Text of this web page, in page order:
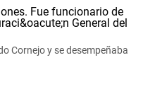
Cornejo y se desempeñaba